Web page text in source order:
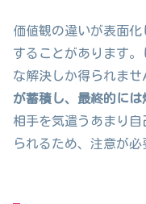
価値観の違いが表面
することがあります
な解決しか得られませ
が蓄積し、最終的には
相手を気遣うあまり
られるため、注意が必